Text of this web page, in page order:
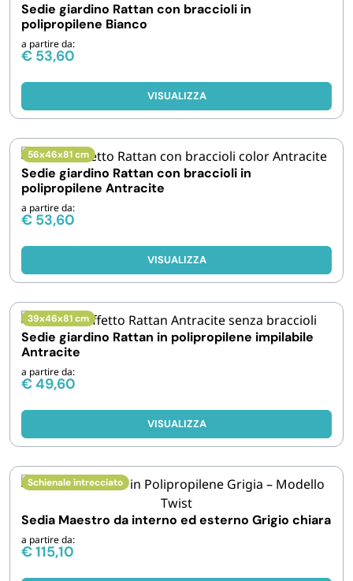
Sedie giardino Rattan con braccioli in
polipropilene Bianco
a partire da:
€ 53,60
VISUALIZZA
56x46x81 cm
Sedie giardino Rattan con braccioli in
polipropilene Antracite
a partire da:
€ 53,60
VISUALIZZA
39x46x81 cm
Sedie giardino Rattan in polipropilene impilabile
Antracite
a partire da:
€49,60
VISUALIZZA
Schienale intrecciato
Sedia Maestro da interno ed esterno Grigio chiara
a partire da:
€115,10